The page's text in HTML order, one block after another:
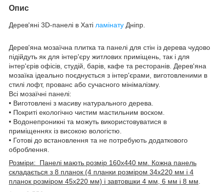
Опис
Дерев'яні 3D-панелі в Хаті ламінату Дніпр.
Дерев'яна мозаїчна плитка та панелі для стін із дерева чудово
підійдуть як для інтер'єру житлових приміщень, так і для
інтер'єрів офісів, студій, барів, кафе та ресторанів. Дерев'яна
мозаїка ідеально поєднується з інтер'єрами, виготовленими в
стилі лофт, прованс або сучасного мінімалізму.
Всі мозаїчні панелі:
• Виготовлені з масиву натурального дерева.
• Покриті екологічно чистим мастильним воском.
• Водонепроникні та можуть використовуватися в
приміщеннях із високою вологістю.
• Готові до встановлення та не потребують додаткового
оброблення.
Розміри: Панелі мають розмір 160х440 мм. Кожна панель
складається з 8 планок (4 планки розміром 34х220 мм і 4
планок розміром 45х220 мм) і завтовшки 4 мм, 6 мм і 8 мм